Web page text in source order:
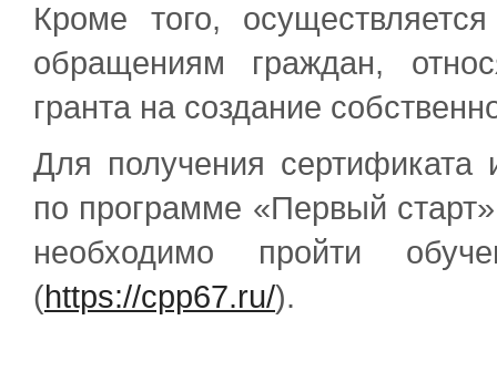
Кроме того,
обращениям граждан,
гранта на создание
Для получения сертификата
по программе «Первый
необходимо пройти
(https://cpp67.ru/).